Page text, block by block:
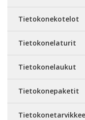
Tietokonekotelot
Tietokonelaturit
Tietokonelaukut
Tietokonepaketit